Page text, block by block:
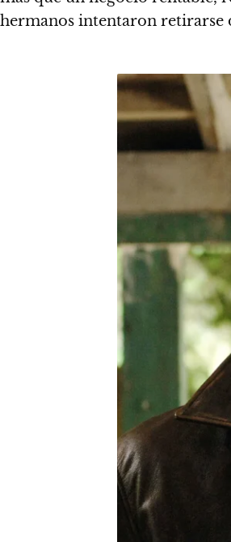
hermanos intentaron retirarse